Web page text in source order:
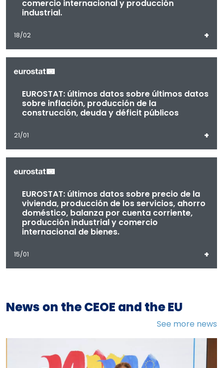
comercio internacional y producción
industrial.
18/02 +
EUROSTAT: últimos datos sobre últimos datos
sobre inflación, producción de la
construcción, deuda y déficit públicos
21/01 +
EUROSTAT: últimos datos sobre precio de la
vivienda, producción de los servicios, ahorro
doméstico, balanza por cuenta corriente,
producción industrial y comercio
internacional de bienes.
15/01 +
News on the CEOE and the EU
See more news